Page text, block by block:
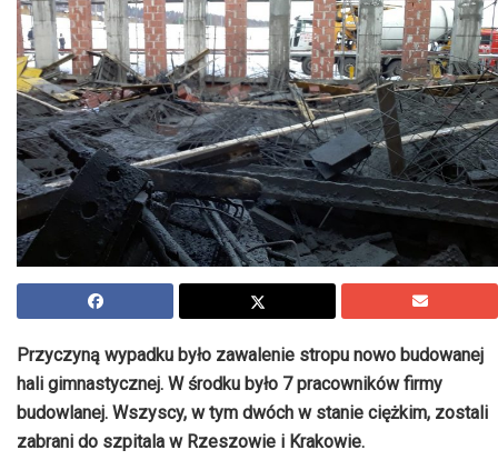
Przyczyną wypadku było zawalenie stropu nowo budowanej
hali gimnastycznej. W środku było 7 pracowników firmy
budowlanej. Wszyscy, w tym dwóch w stanie ciężkim, zostali
zabrani do szpitala w Rzeszowie i Krakowie.